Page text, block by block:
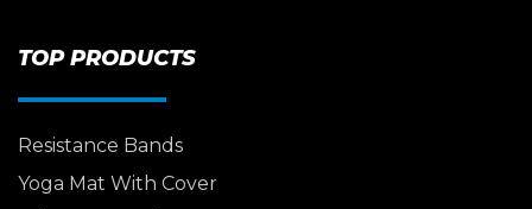
TOP PRODUCTS
Resistance Bands
Yoga Mat With Cover